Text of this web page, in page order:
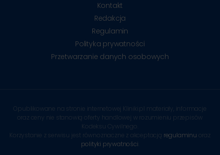
Kontakt
Redakcja
Regulamin
Polityka prywatności
Przetwarzanie danych osobowych
Opublikowane na stronie internetowej Kliniki.pl materiały, informacje
oraz ceny nie stanowią oferty handlowej w rozumieniu przepisów
Kodeksu Cywilnego.
Korzystanie z serwisu jest równoznaczne z akceptacją regulaminu oraz
polityki prywatności